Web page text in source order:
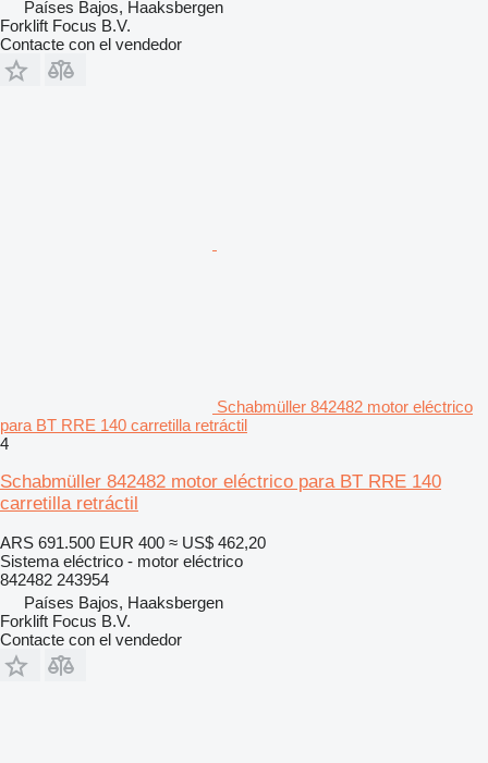
Países Bajos, Haaksbergen
Forklift Focus B.V.
Contacte con el vendedor
Schabmüller 842482 motor eléctrico
para BT RRE 140 carretilla retráctil
4
Schabmüller 842482 motor eléctrico para BT RRE 140
carretilla retráctil
ARS 691.500 EUR 400 ≈ US$ 462,20
Sistema eléctrico - motor eléctrico
842482 243954
Países Bajos, Haaksbergen
Forklift Focus B.V.
Contacte con el vendedor